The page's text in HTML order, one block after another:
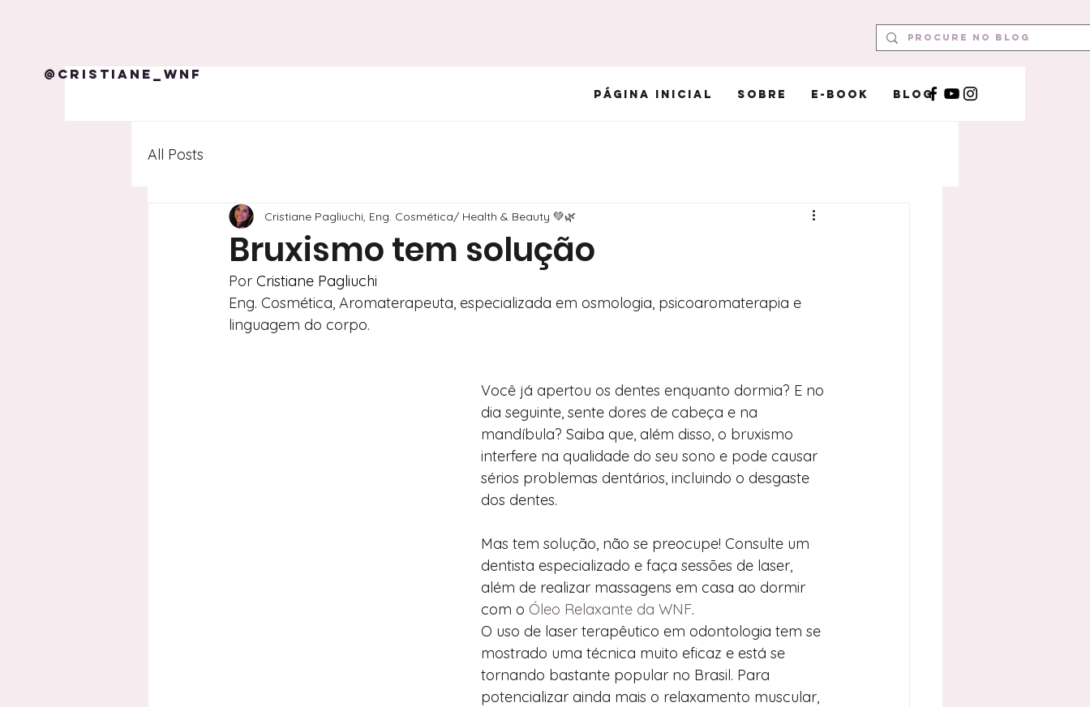
@cristiane_wnf
Página Inicial Sobre E-book Blog
All Posts
Bruxismo tem solução
Cristiane Pagliuchi, Eng. Cosmética/ Health & Beauty 💚🌿
Por Cristiane Pagliuchi
Eng. Cosmética, Aromaterapeuta, especializada em osmologia, psicoaromaterapia e
linguagem do corpo.
Você já apertou os dentes enquanto dormia? E no
dia seguinte, sente dores de cabeça e na
mandíbula? Saiba que, além disso, o bruxismo
interfere na qualidade do seu sono e pode causar
sérios problemas dentários, incluindo o desgaste
dos dentes.
Mas tem solução, não se preocupe! Consulte um
dentista especializado e faça sessões de laser,
além de realizar massagens em casa ao dormir
com o Óleo Relaxante da WNF.
O uso de laser terapêutico em odontologia tem se
mostrado uma técnica muito eficaz e está se
tornando bastante popular no Brasil. Para
potencializar ainda mais o relaxamento muscular,